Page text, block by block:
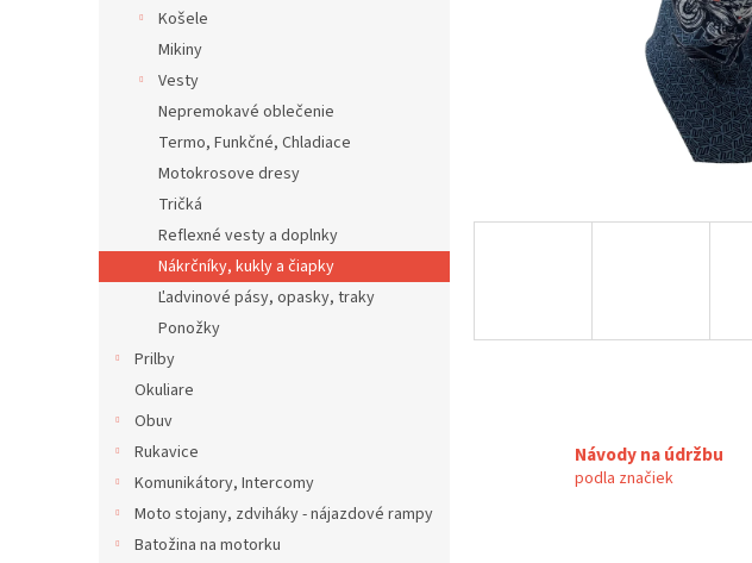
Košele
Mikiny
Vesty
Nepremokavé oblečenie
Termo, Funkčné, Chladiace
Motokrosove dresy
Tričká
Reflexné vesty a doplnky
Nákrčníky, kukly a čiapky
Ľadvinové pásy, opasky, traky
Ponožky
Prilby
Okuliare
Obuv
Rukavice
Komunikátory, Intercomy
Moto stojany, zdviháky - nájazdové rampy
Batožina na motorku
Návody na údržbu
podla značiek